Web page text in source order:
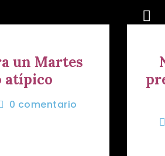
un Martes
atípico
0 comentario